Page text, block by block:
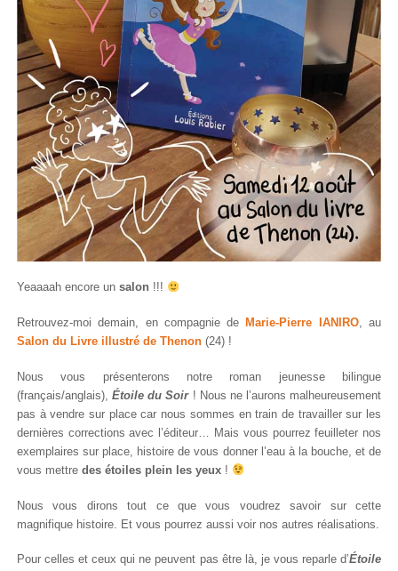
Yeaaaah encore un salon !!!
Retrouvez-moi demain, en compagnie de Marie-Pierre IANIRO, au
Salon du Livre illustré de Thenon(24) !
Nous vous présenterons notre roman jeunesse bilingue
(français/anglais),Étoile du Soir! Nous ne l’aurons malheureusement
pas à vendre sur place car nous sommes en train de travailler sur les
dernières corrections avec l’éditeur… Mais vous pourrez feuilleter nos
exemplaires sur place, histoire de vous donner l’eau à la bouche, et de
vous mettre des étoiles plein les yeux!
Nous vous dirons tout ce que vous voudrez savoir sur cette
magnifique histoire. Et vous pourrez aussi voir nos autres réalisations.
Pour celles et ceux qui ne peuvent pas être là, je vous reparle d’Étoile